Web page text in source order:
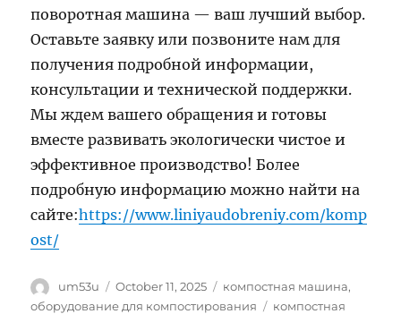
поворотная машина — ваш лучший выбор.
Оставьте заявку или позвоните нам для
получения подробной информации,
консультации и технической поддержки.
Мы ждем вашего обращения и готовы
вместе развивать экологически чистое и
эффективное производство! Более
подробную информацию можно найти на
сайте:https://www.liniyaudobreniy.com/komp
ost/
Author
um53u
Posted
on
October 11, 2025 Categories
компостная машина,
оборудование для компостирования
Tags
компостная